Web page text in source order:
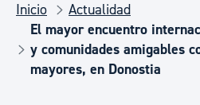
Inicio
Actualidad
El mayor encuentro
y comunidades amigables
mayores, en Donostia